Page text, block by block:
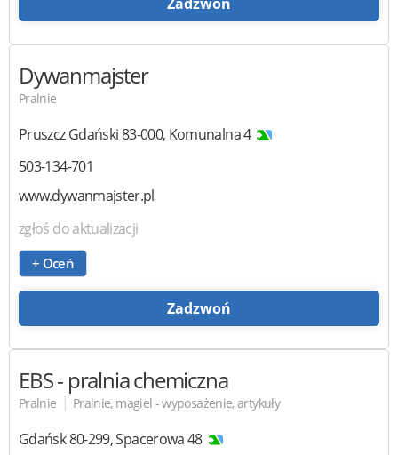
Dywanmajster
Pralnie
Pruszcz Gdański83-000, Komunalna 4
503-134-701
www.dywanmajster.pl
zgłoś do aktualizacji
+ Oceń
Zadzwoń
EBS- pralnia chemiczna
Pralnie | Pralnie, magiel - wyposażenie, artykuły
Gdańsk80-299,Spacerowa 48